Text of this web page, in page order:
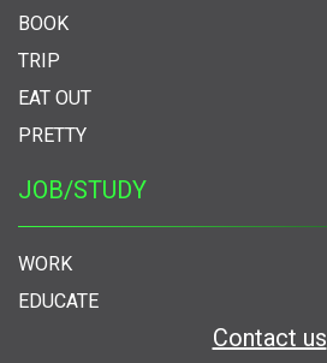
BOOK
TRIP
EAT OUT
PRETTY
JOB/STUDY
WORK
EDUCATE
Contact us